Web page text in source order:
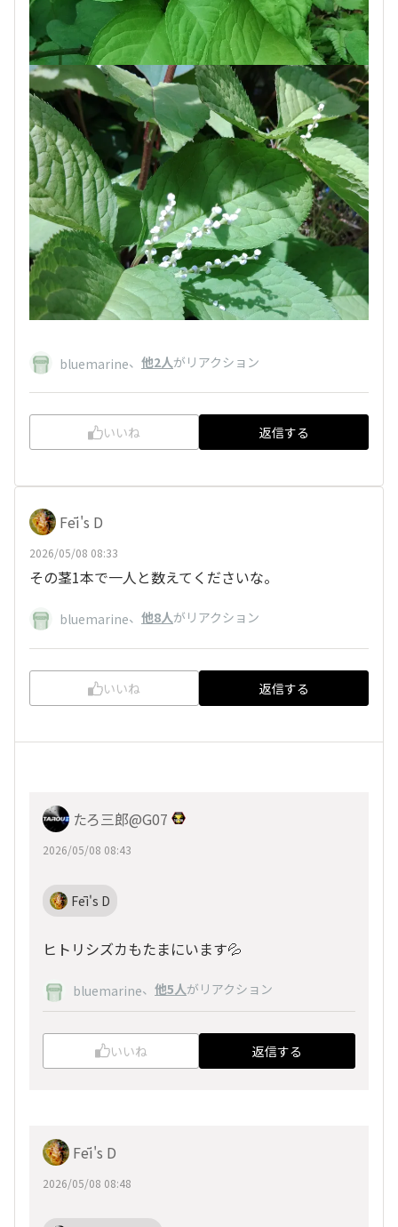
bluemarine、 他2人がリアクション
いいね 返信する
Fēi's D
2026/05/08 08:33
その茎1本で一人と数えてくださいな。
bluemarine、 他8人がリアクション
いいね 返信する
たろ三郎@G07
2026/05/08 08:43
Fēi's D
ヒトリシズカもたまにいます💦
bluemarine、 他5人がリアクション
いいね 返信する
Fēi's D
2026/05/08 08:48